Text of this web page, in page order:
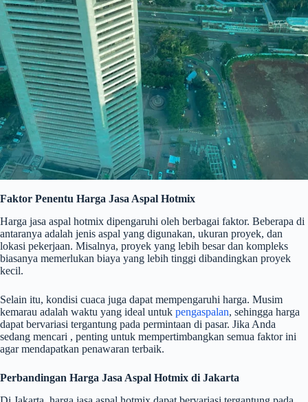
Faktor Penentu Harga Jasa Aspal Hotmix
Harga jasa aspal hotmix dipengaruhi oleh berbagai faktor. Beberapa di
antaranya adalah jenis aspal yang digunakan, ukuran proyek, dan
lokasi pekerjaan. Misalnya, proyek yang lebih besar dan kompleks
biasanya memerlukan biaya yang lebih tinggi dibandingkan proyek
kecil.
Selain itu, kondisi cuaca juga dapat mempengaruhi harga. Musim
kemarau adalah waktu yang ideal untuk pengaspalan, sehingga harga
dapat bervariasi tergantung pada permintaan di pasar. Jika Anda
sedang mencari , penting untuk mempertimbangkan semua faktor ini
agar mendapatkan penawaran terbaik.
Perbandingan Harga Jasa Aspal Hotmix di Jakarta